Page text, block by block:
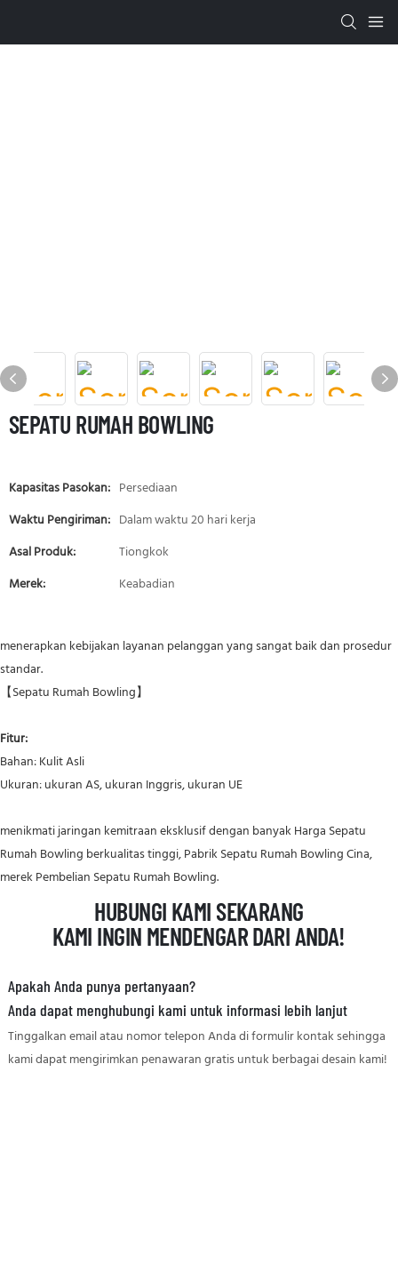
SEPATU RUMAH BOWLING
Kapasitas Pasokan: Persediaan
Waktu Pengiriman: Dalam waktu 20 hari kerja
Asal Produk:
Tiongkok
Merek:
Keabadian
menerapkan kebijakan layanan pelanggan yang sangat baik dan prosedur
standar.
【Sepatu Rumah Bowling】
Fitur:
Bahan: Kulit Asli
Ukuran: ukuran AS, ukuran Inggris, ukuran UE
menikmati jaringan kemitraan eksklusif dengan banyak Harga Sepatu
Rumah Bowling berkualitas tinggi, Pabrik Sepatu Rumah Bowling Cina,
merek Pembelian Sepatu Rumah Bowling.
HUBUNGI KAMI SEKARANG
KAMI INGIN MENDENGAR DARI ANDA!
Apakah Anda punya pertanyaan?
Anda dapat menghubungi kami untuk informasi lebih lanjut
Tinggalkan email atau nomor telepon Anda di formulir kontak sehingga
kami dapat mengirimkan penawaran gratis untuk berbagai desain kami!